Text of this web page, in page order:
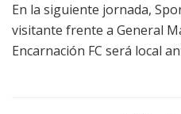
En la siguiente jornada,
visitante frente a General
Encarnación FC será local